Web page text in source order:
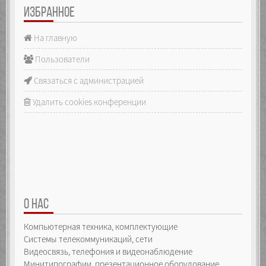
ИЗБРАННОЕ
На главную
Пользователи
Связаться с администрацией
Удалить cookies конференции
О НАС
Компьютерная техника, комплектующие
Системы телекоммуникаций, сети
Видеосвязь, телефония и видеонаблюдение